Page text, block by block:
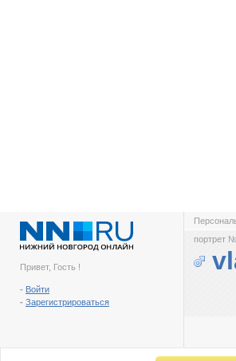
Привет, Гость !
- Войти
- Зарегистрироваться
портрет